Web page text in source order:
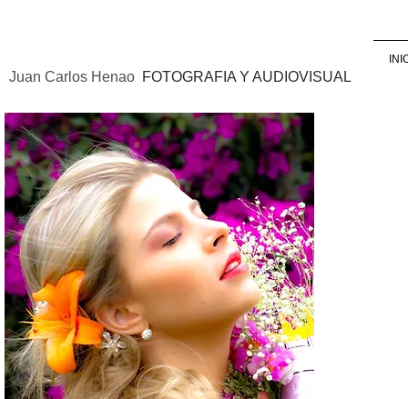
Juan Carlos Henao FOTOGRAFIA Y AUDIOVISUAL